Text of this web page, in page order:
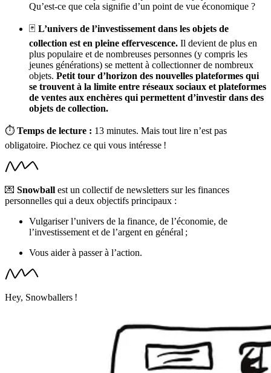
Qu’est-ce que cela signifie d’un point de vue économique ?
🃏 L’univers de l’investissement dans les objets de
collection est en pleine effervescence. Il devient de plus en
plus populaire et de nombreuses personnes (y compris les
jeunes générations) se mettent à collectionner de nombreux
objets. Petit tour d’horizon des nouvelles plateformes qui
se trouvent à la limite entre réseaux sociaux et plateformes
de ventes aux enchères qui permettent d’investir dans des
objets de collection.
⏱ Temps de lecture : 13 minutes. Mais tout lire n’est pas
obligatoire. Piochez ce qui vous intéresse !
💌 Snowball est un collectif de newsletters sur les finances
personnelles qui a deux objectifs principaux :
Vulgariser l’univers de la finance, de l’économie, de
l’investissement et de l’argent en général ;
Vous aider à passer à l’action.
Hey, Snowballers !